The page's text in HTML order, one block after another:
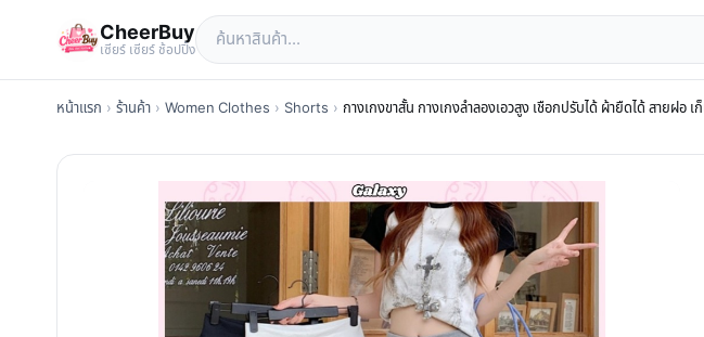
CheerBuy
เซียร์ เซียร์ ช้อปปิ้ง
หน้าแรก › ร้านค้า › Women Clothes › Shorts › กางเกงขาสั้น กางเกงลำลองเอวสูง เชือกปรับได้ ผ้ายืดได้ สายฝอ